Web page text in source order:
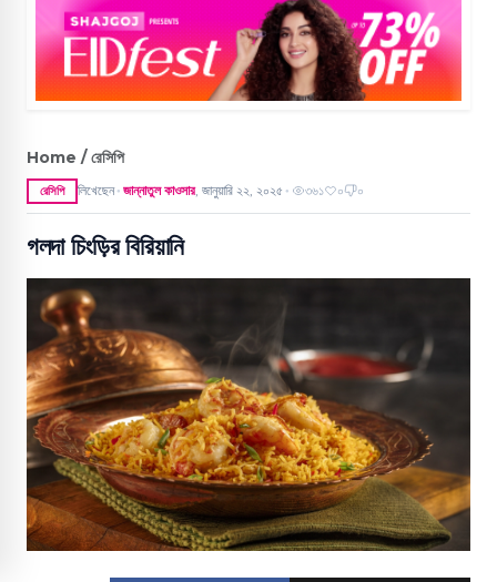
Home / রেসিপি
রেসিপি লিখেছেন ● জান্নাতুল কাওসার, জানুয়ারি ২২, ২০২৫ ● ৩৬১ ০ ০
গলদা চিংড়ির বিরিয়ানি